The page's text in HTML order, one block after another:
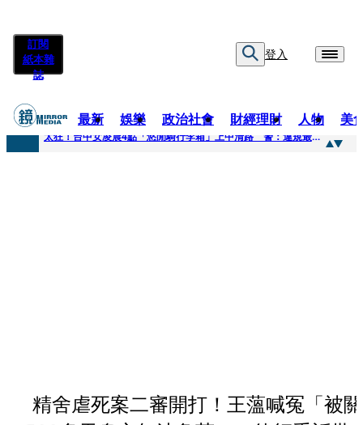
訂閱
紙本雜
誌
登入
最新 娛樂 政治社會 財經理財 人物 美
快訊
太狂！台中女凌晨4點「悠閒騎行李箱」上中清路 警：違規最高罰3600
精舍虐死案二審開打！王薀喊冤「被關